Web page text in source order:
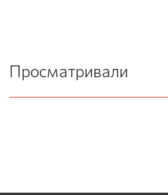
Просматривали